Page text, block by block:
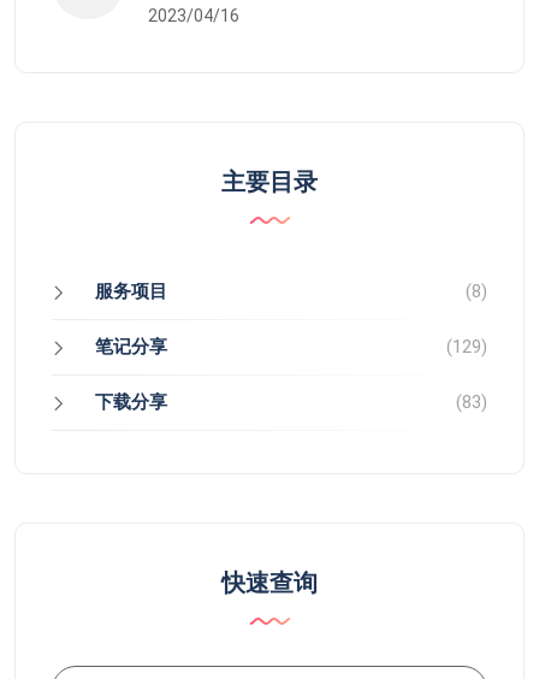
2023/04/16
主要目录
服务项目 (8)
笔记分享 (129)
下载分享 (83)
快速查询